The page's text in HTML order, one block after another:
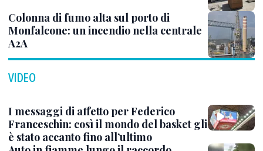
Colonna di fumo alta sul porto di
Monfalcone: un incendio nella centrale
A2A
VIDEO
I messaggi di affetto per Federico
Franceschin: così il mondo del basket gli
è stato accanto fino all’ultimo